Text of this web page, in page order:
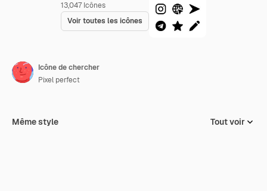
13,047 Icônes
Voir toutes les icônes
Icône de chercher
Pixel perfect
Même style Tout voir